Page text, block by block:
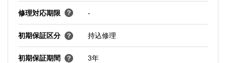
修理対応期限 -
初期保証区分 持込修理
初期保証期間 3年